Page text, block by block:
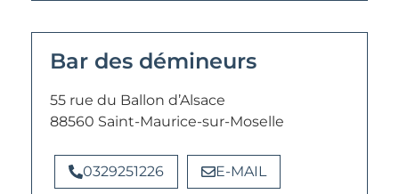
Bar des démineurs
55 rue du Ballon d’Alsace
88560 Saint-Maurice-sur-Moselle
0329251226 E-MAIL